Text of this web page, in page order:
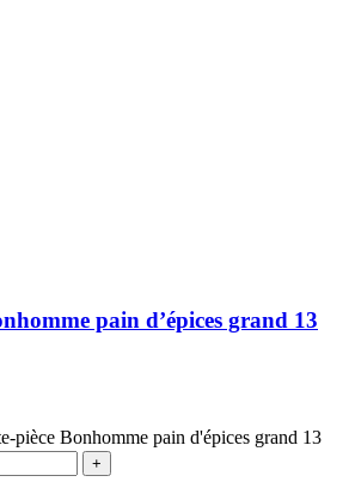
pain d’épices grand 13
pièce Bonhomme pain d'épices grand 13